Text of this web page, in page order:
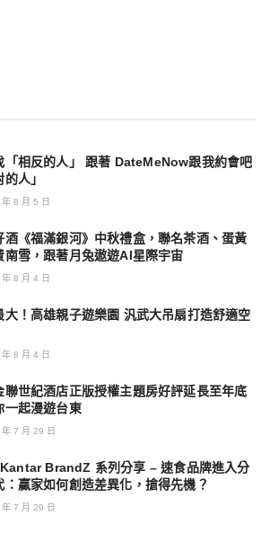
「相反的人」 跟著 DateMeNow跟我約會吧
的人」
8 月 5 日
酒《福滿銀河》中秋禮盒，聯名茶酒、蛋黃
南雪，跟著月兔遨遊AI星際宇宙
8 月 4 日
大！高雄親子遊樂園 汎武大吊扇打造舒適空
8 月 4 日
聯世紀酒店正版授權主題房好評延長至年底
一起漫遊台東
7 月 29 日
BrandZ 系列分享 – 速食品牌進入分
：贏家如何創造差異化，搶得先機？
7 月 29 日